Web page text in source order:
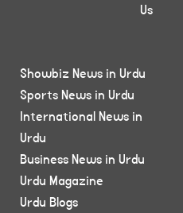
Us
Showbiz News in Urdu
Sports News in Urdu
International News in
Urdu
Business News in Urdu
Urdu Magazine
Urdu Blogs